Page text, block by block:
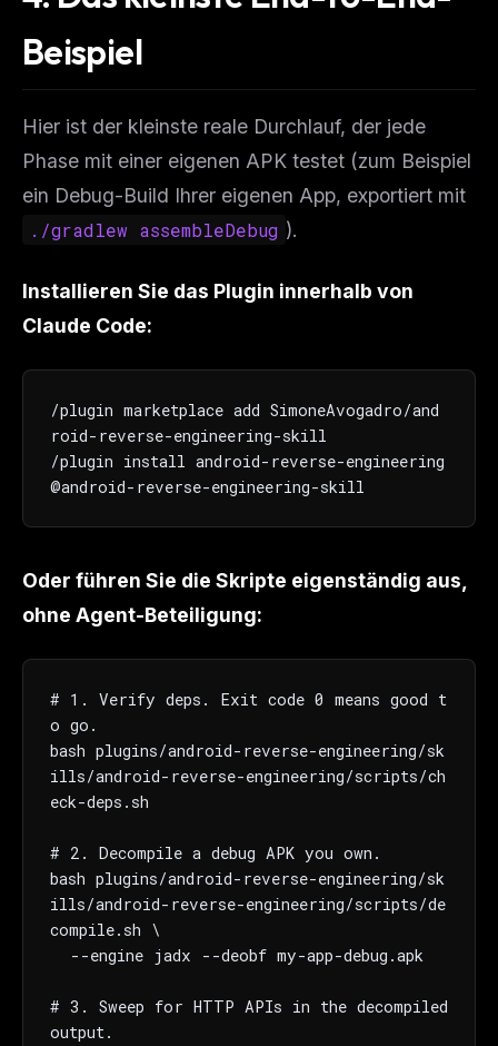
Beispiel
Hier ist der kleinste reale Durchlauf, der jede
Phase mit einer eigenen APK testet (zum Beispiel
ein Debug-Build Ihrer eigenen App, exportiert mit
./gradlew assembleDebug ).
Installieren Sie das Plugin innerhalb von
Claude Code:
/plugin marketplace add SimoneAvogadro/and
roid-reverse-engineering-skill
/plugin install android-reverse-engineering
@android-reverse-engineering-skill
Oder führen Sie die Skripte eigenständig aus,
ohne Agent-Beteiligung:
# 1. Verify deps. Exit code 0 means good t
o go.
bash plugins/android-reverse-engineering/sk
ills/android-reverse-engineering/scripts/ch
eck-deps.sh
# 2. Decompile a debug APK you own.
bash plugins/android-reverse-engineering/sk
ills/android-reverse-engineering/scripts/de
compile.sh \
# 3. Sweep for HTTP APIs in the decompiled
output.
Curated MCP picks, agent skills, rules, and LLM
Email address
Maybe later